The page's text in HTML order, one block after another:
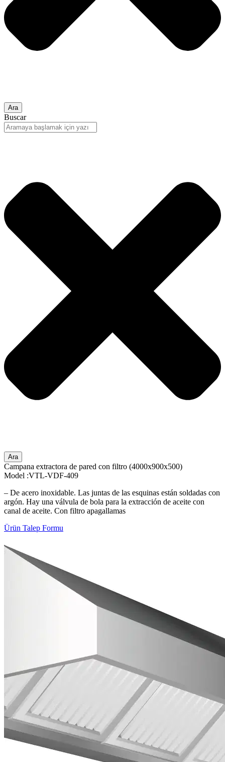
Ara
Buscar
Ara
Campana extractora de pared con filtro (4000x900x500)
Model :VTL-VDF-409
– De acero inoxidable. Las juntas de las esquinas están soldadas con
argón. Hay una válvula de bola para la extracción de aceite con
canal de aceite. Con filtro apagallamas
Ürün Talep Formu